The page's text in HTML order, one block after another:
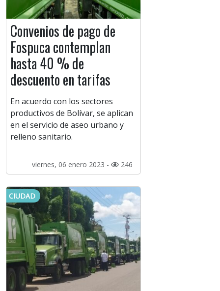
Convenios de pago de
Fospuca contemplan
hasta 40 % de
descuento en tarifas
En acuerdo con los sectores
productivos de Bolívar, se aplican
en el servicio de aseo urbano y
relleno sanitario.
viernes, 06 enero 2023 - 246
CIUDAD